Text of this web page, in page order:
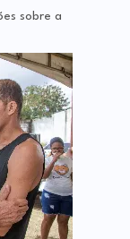
sobre a